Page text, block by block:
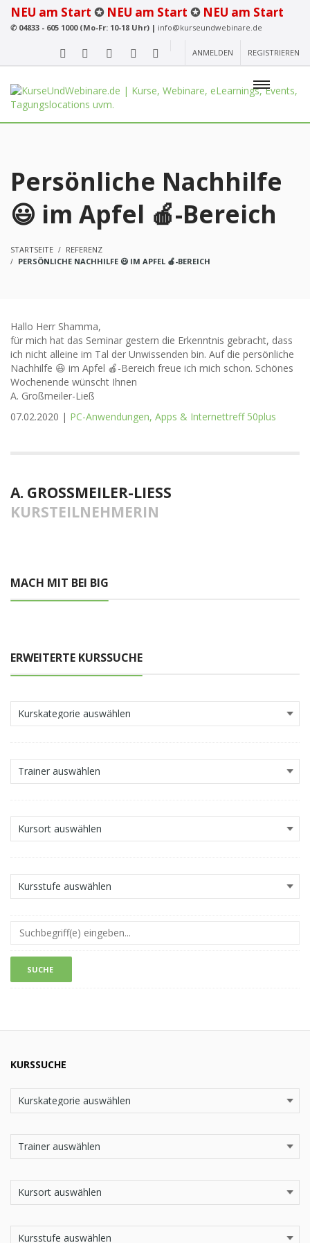
NEU am Start ✪ NEU am Start ✪ NEU am Start
✆04833 - 605 1000 (Mo-Fr: 10-18 Uhr) | info@kurseundwebinare.de
ANMELDEN REGISTRIEREN
Persönliche Nachhilfe
😃 im Apfel 🍎-Bereich
STARTSEITE
REFERENZ
PERSÖNLICHE NACHHILFE 😃 IM APFEL 🍎-BEREICH
Hallo Herr Shamma,
für mich hat das Seminar gestern die Erkenntnis gebracht, dass
ich nicht alleine im Tal der Unwissenden bin. Auf die persönliche
Nachhilfe 😃 im Apfel 🍎-Bereich freue ich mich schon. Schönes
Wochenende wünscht Ihnen
A. Großmeiler-Ließ
07.02.2020 | PC-Anwendungen, Apps & Internettreff 50plus
A. GROSSMEILER-LIESS
KURSTEILNEHMERIN
MACH MIT BEI BIG
ERWEITERTE KURSSUCHE
KURSSUCHE